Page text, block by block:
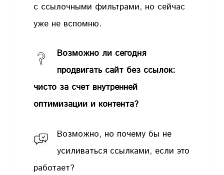
с ссылочными фильтрами, но сейчас
уже не вспомню.
Возможно ли сегодня
продвигать сайт без ссылок:
чисто за счет внутренней
оптимизации и контента?
Возможно, но почему бы не
усиливаться ссылками, если это
работает?